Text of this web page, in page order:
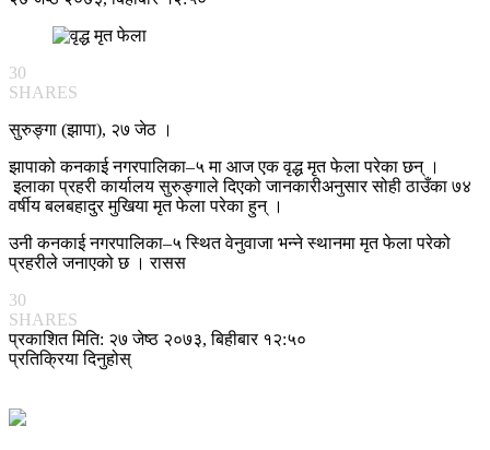
30
SHARES
सुरुङ्गा (झापा), २७ जेठ ।
झापाको कनकाई नगरपालिका–५ मा आज एक वृद्ध मृत फेला परेका छन् ।
इलाका प्रहरी कार्यालय सुरुङ्गाले दिएको जानकारीअनुसार सोही ठाउँका ७४
वर्षीय बलबहादुर मुखिया मृत फेला परेका हुन् ।
उनी कनकाई नगरपालिका–५ स्थित वेनुवाजा भन्ने स्थानमा मृत फेला परेको
प्रहरीले जनाएको छ । रासस
30
SHARES
प्रकाशित मिति: २७ जेष्ठ २०७३, बिहीबार १२:५०
प्रतिक्रिया दिनुहोस्